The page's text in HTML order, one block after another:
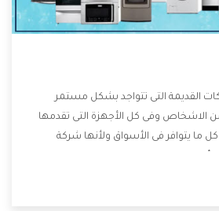
القديمة التى تتواجد بشكل مستمر
من الاشخاص وفى كل الأجهزة التى تقدمها
ما يتوافر فى الأسواق ولأنها شركة
والخصومات التى تسهل على